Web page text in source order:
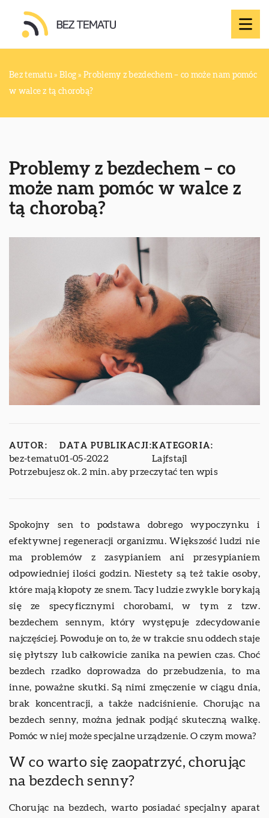
Bez tematu » Blog »Problemy z bezdechem – co może nam pomóc
w walce z tą chorobą?
Problemy z bezdechem – co
może nam pomóc w walce z
tą chorobą?
AUTOR:
bez-tematu
DATA PUBLIKACJI:
01-05-2022
KATEGORIA:
Lajfstajl
Potrzebujesz ok. 2 min. aby przeczytać ten wpis
Spokojny sen to podstawa dobrego wypoczynku i
efektywnej regeneracji organizmu. Większość ludzi nie
ma problemów z zasypianiem ani przesypianiem
odpowiedniej ilości godzin. Niestety są też takie osoby,
które mają kłopoty ze snem. Tacy ludzie zwykle borykają
się ze specyficznymi chorobami, w tym z tzw.
bezdechem sennym, który występuje zdecydowanie
najczęściej. Powoduje on to, że w trakcie snu oddech staje
się płytszy lub całkowicie zanika na pewien czas. Choć
bezdech rzadko doprowadza do przebudzenia, to ma
inne, poważne skutki. Są nimi zmęczenie w ciągu dnia,
brak koncentracji, a także nadciśnienie. Chorując na
bezdech senny, można jednak podjąć skuteczną walkę.
Pomóc w niej może specjalne urządzenie. O czym mowa?
W co warto się zaopatrzyć, chorując
na bezdech senny?
Chorując na bezdech, warto posiadać specjalny aparat